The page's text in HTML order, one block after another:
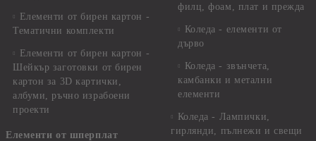
Елементи от бирен картон -
Тематични комплекти
Елементи от бирен картон -
Шейкър заготовки от бирен
картон за 3D картички,
албуми, ръчно израбоени
проекти
Елементи от шперплат
филц, фоам, плат и прежда
Коледа - елементи от
дърво
Коледа - звънчета,
камбанки и метални
елементи
Коледа - Лампички,
гирлянди, пълнежи и свещи